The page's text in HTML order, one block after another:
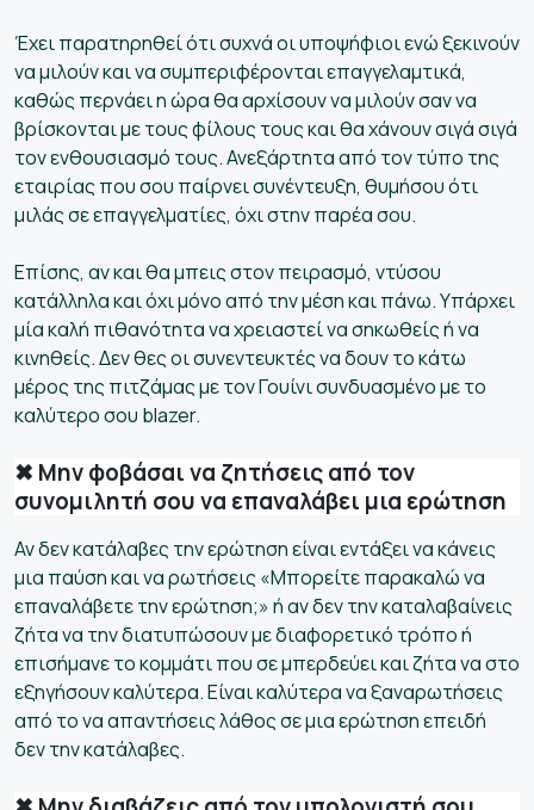
Έχει παρατηρηθεί ότι συχνά οι υποψήφιοι ενώ ξεκινούν
να μιλούν και να συμπεριφέρονται επαγγελαμτικά,
καθώς περνάει η ώρα θα αρχίσουν να μιλούν σαν να
βρίσκονται με τους φίλους τους και θα χάνουν σιγά σιγά
τον ενθουσιασμό τους. Ανεξάρτητα από τον τύπο της
εταιρίας που σου παίρνει συνέντευξη, θυμήσου ότι
μιλάς σε επαγγελματίες, όχι στην παρέα σου.
Επίσης, αν και θα μπεις στον πειρασμό, ντύσου
κατάλληλα και όχι μόνο από την μέση και πάνω. Υπάρχει
μία καλή πιθανότητα να χρειαστεί να σηκωθείς ή να
κινηθείς. Δεν θες οι συνεντευκτές να δουν το κάτω
μέρος της πιτζάμας με τον Γουίνι συνδυασμένο με το
καλύτερο σου blazer.
✖ Μην φοβάσαι να ζητήσεις από τον
συνομιλητή σου να επαναλάβει μια ερώτηση
Αν δεν κατάλαβες την ερώτηση είναι εντάξει να κάνεις
μια παύση και να ρωτήσεις «Μπορείτε παρακαλώ να
επαναλάβετε την ερώτηση;» ή αν δεν την καταλαβαίνεις
ζήτα να την διατυπώσουν με διαφορετικό τρόπο ή
επισήμανε το κομμάτι που σε μπερδεύει και ζήτα να στο
εξηγήσουν καλύτερα. Είναι καλύτερα να ξαναρωτήσεις
από το να απαντήσεις λάθος σε μια ερώτηση επειδή
δεν την κατάλαβες.